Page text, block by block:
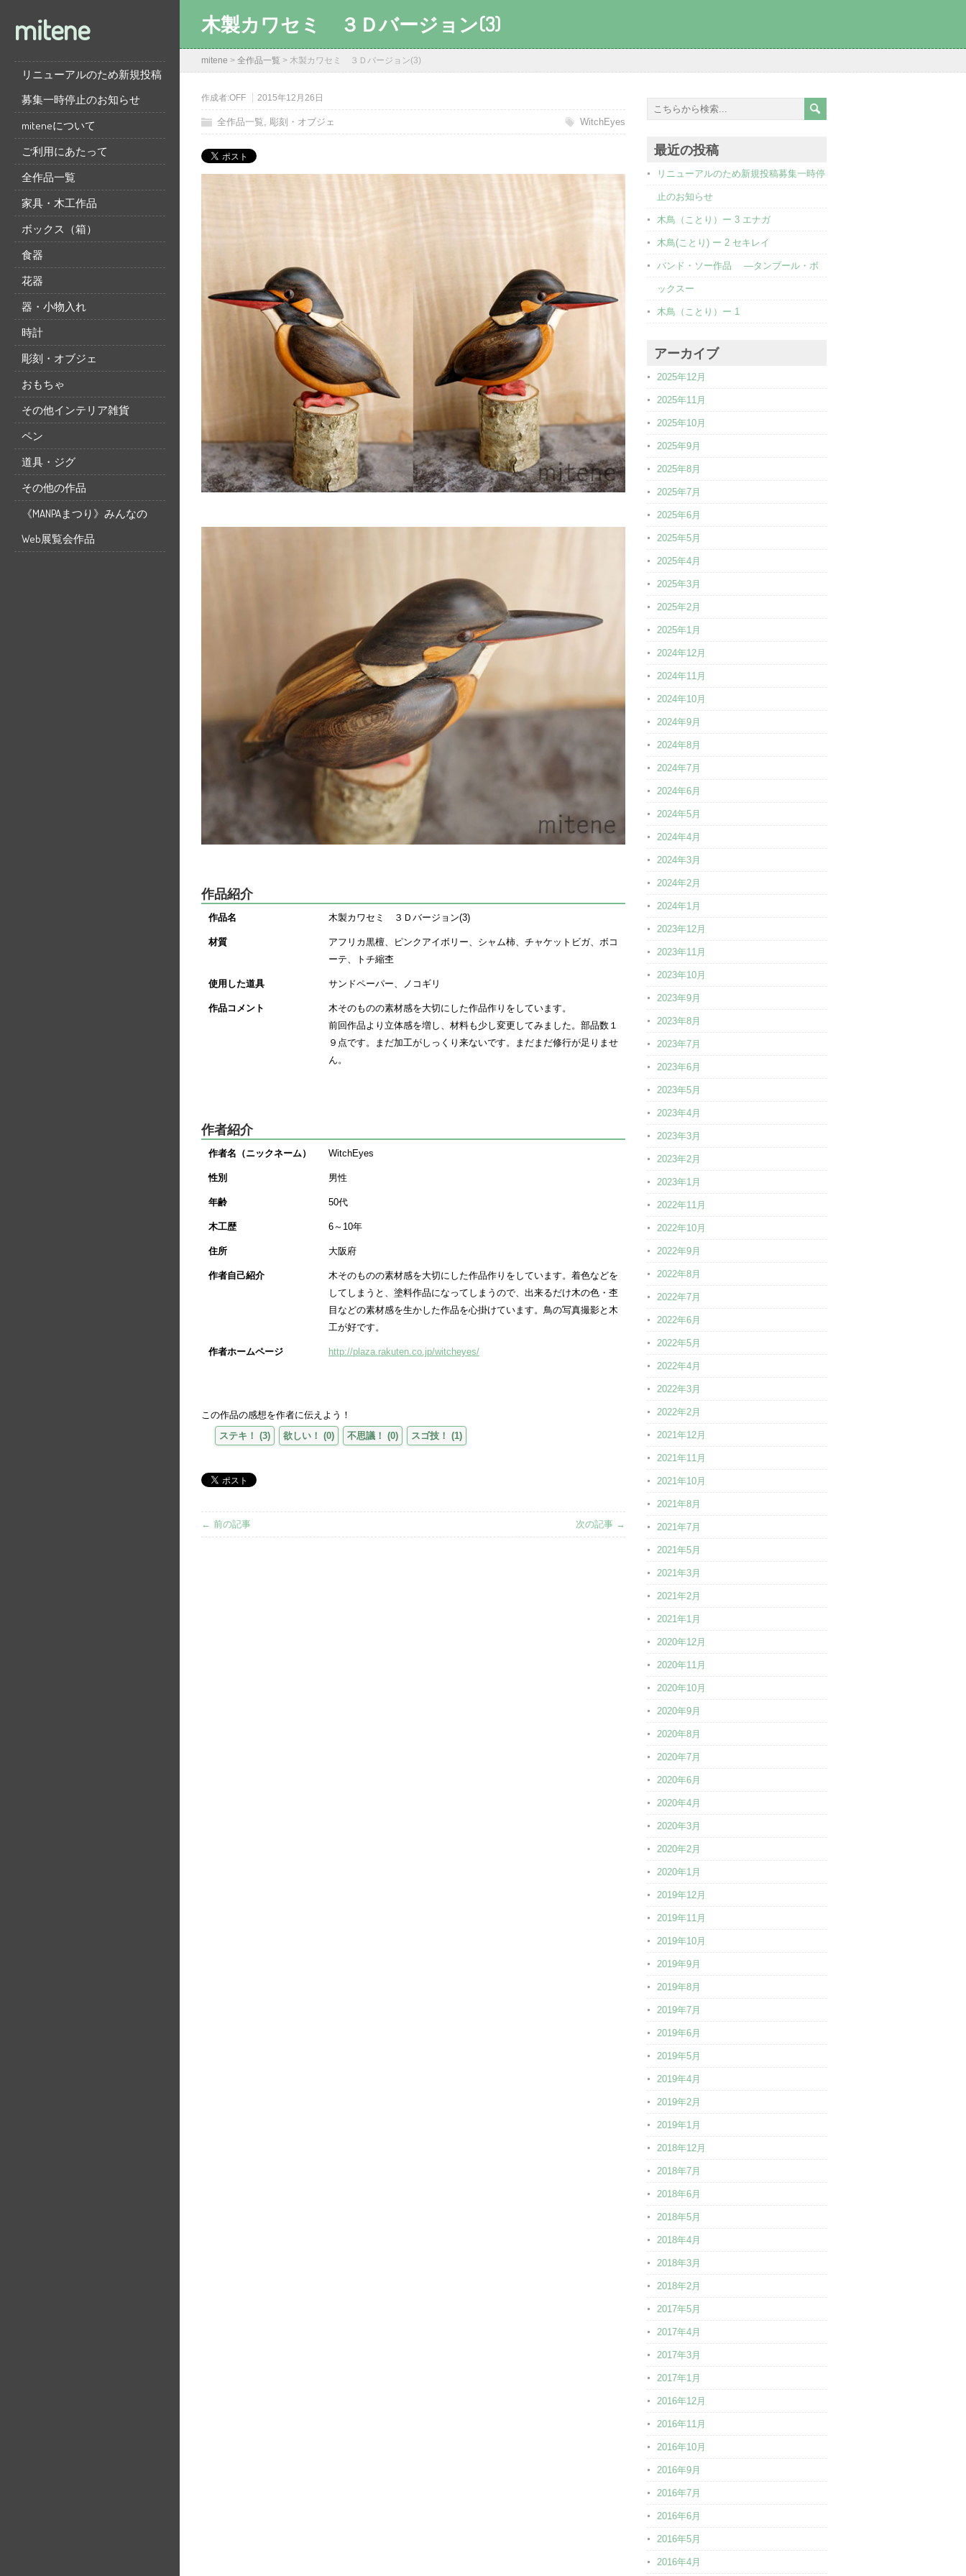
mitene
リニューアルのため新規投稿
募集一時停止のお知らせ
miteneについて
ご利用にあたって
全作品一覧
家具・木工作品
ボックス（箱）
食器
花器
器・小物入れ
時計
彫刻・オブジェ
おもちゃ
その他インテリア雑貨
ペン
道具・ジグ
その他の作品
《MANPAまつり》みんなの
Web展覧会作品
木製カワセミ ３Ｄバージョン(3)
mitene > 全作品一覧 > 木製カワセミ ３Ｄバージョン(3)
作成者:OFF 2015年12月26日
全作品一覧, 彫刻・オブジェ WitchEyes
作品紹介
作品名 木製カワセミ ３Ｄバージョン(3)
材質
アフリカ黒檀、ピンクアイボリー、シャム柿、チャケットビガ、ボコ
ーテ、トチ縮杢
使用した道具 サンドペーパー、ノコギリ
作品コメント
木そのものの素材感を大切にした作品作りをしています。
前回作品より立体感を増し、材料も少し変更してみました。部品数１
９点です。まだ加工がしっくり来ないです。まだまだ修行が足りませ
ん。
作者紹介
作者名（ニックネーム） WitchEyes
性別 男性
年齢 50代
木工歴 6～10年
住所 大阪府
作者自己紹介
木そのものの素材感を大切にした作品作りをしています。着色などを
してしまうと、塗料作品になってしまうので、出来るだけ木の色・杢
目などの素材感を生かした作品を心掛けています。鳥の写真撮影と木
工が好です。
作者ホームページ http://plaza.rakuten.co.jp/witcheyes/
この作品の感想を作者に伝えよう！
ステキ！ (3) 欲しい！ (0) 不思議！ (0) スゴ技！ (1)
← 前の記事 次の記事 →
最近の投稿
リニューアルのため新規投稿募集一時停
止のお知らせ
木鳥（ことり）ー 3 エナガ
木鳥(ことり) ー 2 セキレイ
バンド・ソー作品 ―タンブール・ボ
ックスー
木鳥（ことり）ー 1
アーカイブ
2025年12月
2025年11月
2025年10月
2025年9月
2025年8月
2025年7月
2025年6月
2025年5月
2025年4月
2025年3月
2025年2月
2025年1月
2024年12月
2024年11月
2024年10月
2024年9月
2024年8月
2024年7月
2024年6月
2024年5月
2024年4月
2024年3月
2024年2月
2024年1月
2023年12月
2023年11月
2023年10月
2023年9月
2023年8月
2023年7月
2023年6月
2023年5月
2023年4月
2023年3月
2023年2月
2023年1月
2022年11月
2022年10月
2022年9月
2022年8月
2022年7月
2022年6月
2022年5月
2022年4月
2022年3月
2022年2月
2021年12月
2021年11月
2021年10月
2021年8月
2021年7月
2021年5月
2021年3月
2021年2月
2021年1月
2020年12月
2020年11月
2020年10月
2020年9月
2020年8月
2020年7月
2020年6月
2020年4月
2020年3月
2020年2月
2020年1月
2019年12月
2019年11月
2019年10月
2019年9月
2019年8月
2019年7月
2019年6月
2019年5月
2019年4月
2019年2月
2019年1月
2018年12月
2018年7月
2018年6月
2018年5月
2018年4月
2018年3月
2018年2月
2017年5月
2017年4月
2017年3月
2017年1月
2016年12月
2016年11月
2016年10月
2016年9月
2016年7月
2016年6月
2016年5月
2016年4月